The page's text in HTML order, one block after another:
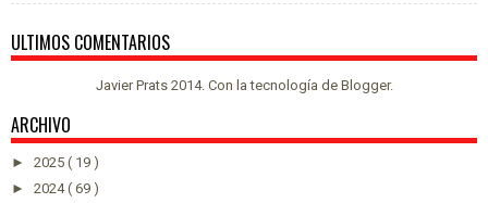
ULTIMOS COMENTARIOS
Javier Prats 2014. Con la tecnología de Blogger.
ARCHIVO
► 2025 ( 19 )
► 2024( 69 )